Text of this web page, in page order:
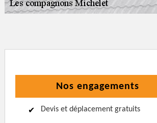
Nos engagements
Devis et déplacement gratuits